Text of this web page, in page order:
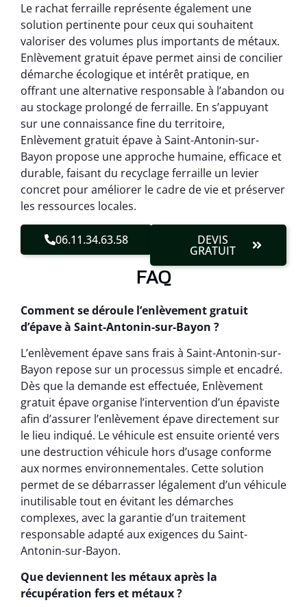
Le rachat ferraille représente également une
solution pertinente pour ceux qui souhaitent
valoriser des volumes plus importants de métaux.
Enlèvement gratuit épave permet ainsi de concilier
démarche écologique et intérêt pratique, en
offrant une alternative responsable à l’abandon ou
au stockage prolongé de ferraille. En s’appuyant
sur une connaissance fine du territoire,
Enlèvement gratuit épave à Saint-Antonin-sur-
Bayon propose une approche humaine, efficace et
durable, faisant du recyclage ferraille un levier
concret pour améliorer le cadre de vie et préserver
les ressources locales.
06.11.34.63.58 DEVIS
GRATUIT
FAQ
Comment se déroule l’enlèvement gratuit
d’épave à Saint-Antonin-sur-Bayon ?
L’enlèvement épave sans frais à Saint-Antonin-sur-
Bayon repose sur un processus simple et encadré.
Dès que la demande est effectuée, Enlèvement
gratuit épave organise l’intervention d’un épaviste
afin d’assurer l’enlèvement épave directement sur
le lieu indiqué. Le véhicule est ensuite orienté vers
une destruction véhicule hors d’usage conforme
aux normes environnementales. Cette solution
permet de se débarrasser légalement d’un véhicule
inutilisable tout en évitant les démarches
complexes, avec la garantie d’un traitement
responsable adapté aux exigences du Saint-
Antonin-sur-Bayon.
Que deviennent les métaux après la
récupération fers et métaux ?